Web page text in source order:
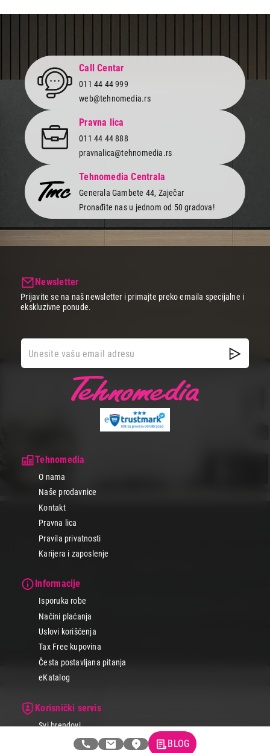
Call Centar
011 44 44 999
web@tehnomedia.rs
Pravna lica
011 44 44 888
pravnalica@tehnomedia.rs
Tehnomedia Centrala
Generala Gambete 44, Zaječar
Pronađite nas u jednom od 50 gradova!
Tehnomedia
O nama
Naše prodavnice
Kontakt
Pravna lica
Pravila privatnosti
Karijera i zaposlenje
Informacije
Isporuka robe
Načini plaćanja
Uslovi korišćenja
Tax Free kupovina
Česta postavljana pitanja
eKatalog
Korisnički servis
Svi brendovi
Vraćanje robe
Newsletter
Prijavite se na naš newsletter i primajte preko emaila specijalne i
ekskluzivne ponude.
BLOG